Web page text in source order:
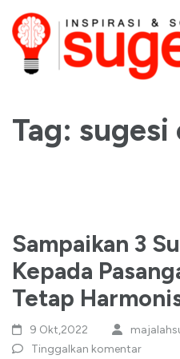
Lompat
ke
konten
Enter)
dan Solusi
Tag: sugesi
Sampaikan 3
Kepada
Tetap
9 Okt,2022
Tinggalkan komentar